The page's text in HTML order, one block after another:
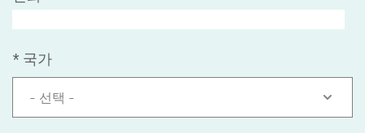
* 국가
- 선택 -